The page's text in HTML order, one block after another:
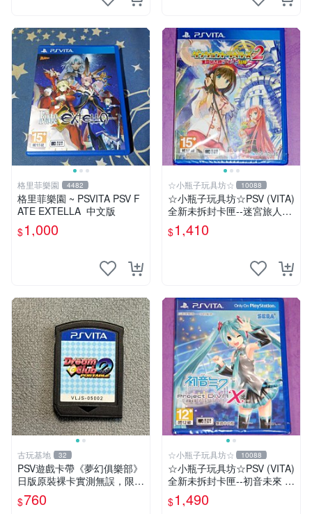
格里菲樂園 4482
格里菲樂園 ~ PSVITA PSV F
ATE EXTELLA 中文版
$1,000
☆小瓶子玩具坊☆ 10088
☆小瓶子玩具坊☆PSV (VITA)
全新未拆封卡匣--迷宮旅人2
王立圖書館與魔物封印
$1,410
古玩基地 32
PSV遊戲卡帶《夢幻俱樂部》
日版原裝裸卡實測無誤，限S
ONY PSV機支援 psv psv游戲
psv夢幻俱樂部
$760
☆小瓶子玩具坊☆ 10088
☆小瓶子玩具坊☆PSV (VITA)
全新未拆封卡匣--初音未來 名
伶計畫X 中文版
$1,490